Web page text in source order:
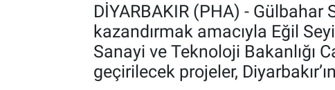
DİYARBAKIR (PHA) - Gülbahar
kazandırmak amacıyla Eğil
Sanayi ve Teknoloji Bakanlığı
geçirilecek projeler,
Tüm Manşetler
Son Dakika Haberleri